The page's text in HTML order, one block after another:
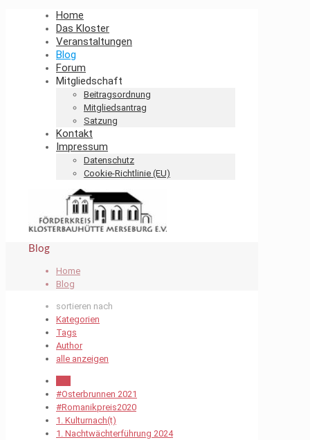
Home
Das Kloster
Veranstaltungen
Blog
Forum
Mitgliedschaft
Beitragsordnung
Mitgliedsantrag
Satzung
Kontakt
Impressum
Datenschutz
Cookie-Richtlinie (EU)
Blog
Home
Blog
sortieren nach
Kategorien
Tags
Author
alle anzeigen
#Osterbrunnen 2021
#Romanikpreis2020
1. Kulturnach(t)
1. Nachtwächterführung 2024